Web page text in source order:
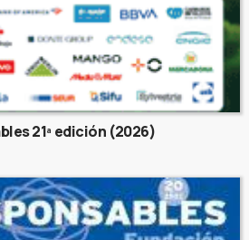
21ª edición (2026)